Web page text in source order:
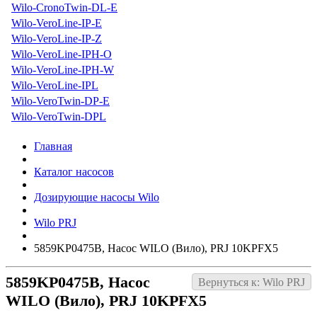
Wilo-CronoTwin-DL-E
Wilo-VeroLine-IP-E
Wilo-VeroLine-IP-Z
Wilo-VeroLine-IPH-O
Wilo-VeroLine-IPH-W
Wilo-VeroLine-IPL
Wilo-VeroTwin-DP-E
Wilo-VeroTwin-DPL
Главная
Каталог насосов
Дозирующие насосы Wilo
Wilo PRJ
5859KP0475B, Насос WILO (Вило), PRJ 10KPFX5
Вернуться к: Wilo PRJ
5859KP0475B, Насос
WILO (Вило), PRJ 10KPFX5